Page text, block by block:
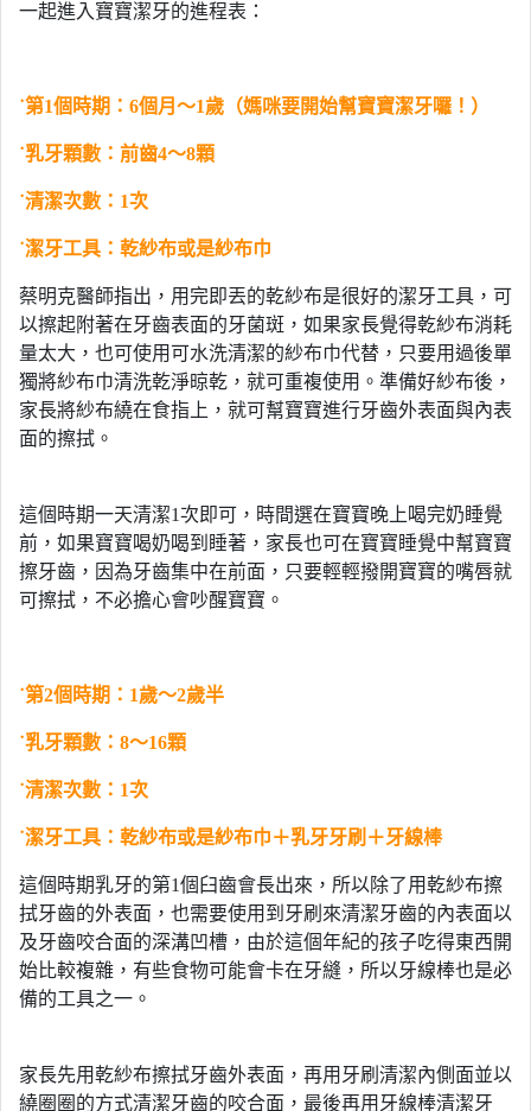
一起進入寶寶潔牙的進程表：
˙第1個時期：6個月～1歲（媽咪要開始幫寶寶潔牙囉！）
˙乳牙顆數：前齒4～8顆
˙清潔次數： 1次
˙潔牙工具：乾紗布或是紗布巾
蔡明克醫師指出，用完即丟的乾紗布是很好的潔牙工具，可
以擦起附著在牙齒表面的牙菌斑，如果家長覺得乾紗布消耗
量太大，也可使用可水洗清潔的紗布巾代替，只要用過後單
獨將紗布巾清洗乾淨晾乾，就可重複使用。準備好紗布後，
家長將紗布繞在食指上，就可幫寶寶進行牙齒外表面與內表
面的擦拭。
這個時期一天清潔1次即可，時間選在寶寶晚上喝完奶睡覺
前，如果寶寶喝奶喝到睡著，家長也可在寶寶睡覺中幫寶寶
擦牙齒，因為牙齒集中在前面，只要輕輕撥開寶寶的嘴唇就
可擦拭，不必擔心會吵醒寶寶。
˙第2個時期：1歲～2歲半
˙乳牙顆數： 8～16顆
˙清潔次數： 1次
˙潔牙工具：乾紗布或是紗布巾＋乳牙牙刷＋牙線棒
這個時期乳牙的第1個臼齒會長出來，所以除了用乾紗布擦
拭牙齒的外表面，也需要使用到牙刷來清潔牙齒的內表面以
及牙齒咬合面的深溝凹槽，由於這個年紀的孩子吃得東西開
始比較複雜，有些食物可能會卡在牙縫，所以牙線棒也是必
備的工具之一。
家長先用乾紗布擦拭牙齒外表面，再用牙刷清潔內側面並以
繞圈圈的方式清潔牙齒的咬合面，最後再用牙線棒清潔牙